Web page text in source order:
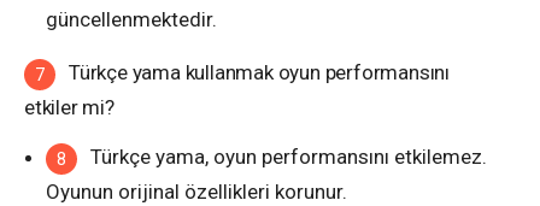
güncellenmektedir.
Türkçe yama kullanmak oyun performansını
etkiler mi?
Türkçe yama, oyun performansını etkilemez.
Oyunun orijinal özellikleri korunur.